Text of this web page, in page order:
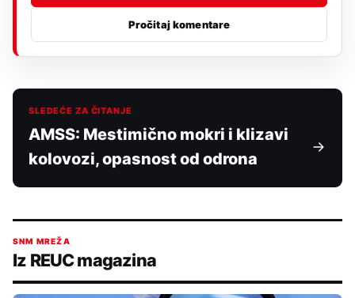
Pročitaj komentare
SLEDEĆE ZA ČITANJE
AMSS: Mestimično mokri i klizavi
kolovozi, opasnost od odrona
SNM MREŽA
Iz REUC magazina